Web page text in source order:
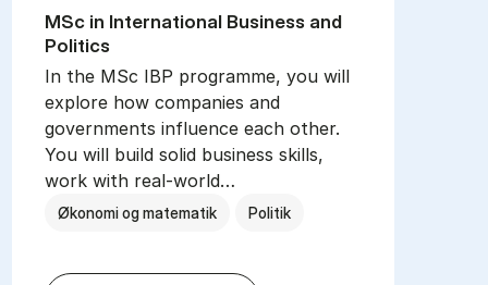
MSc in In­ter­na­tion­al Busi­ness and
Polit­ics
In the MSc IBP programme, you will
explore how companies and
governments influence each other.
You will build solid business skills,
work with real-world…
Økonomi og matematik Politik